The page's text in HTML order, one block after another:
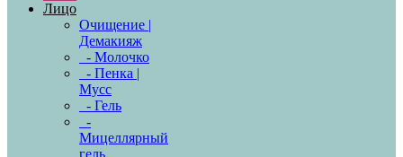
Лицо
Очищение |
Демакияж
- Молочко
- Пенка |
Мусс
- Гель
-
Мицеллярный
гель